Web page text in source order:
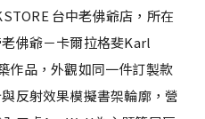
台中老佛爺店，所在
佛爺－卡爾拉格斐Karl
作品，外觀如同一件訂製款
反射效果模擬書架輪廓，營